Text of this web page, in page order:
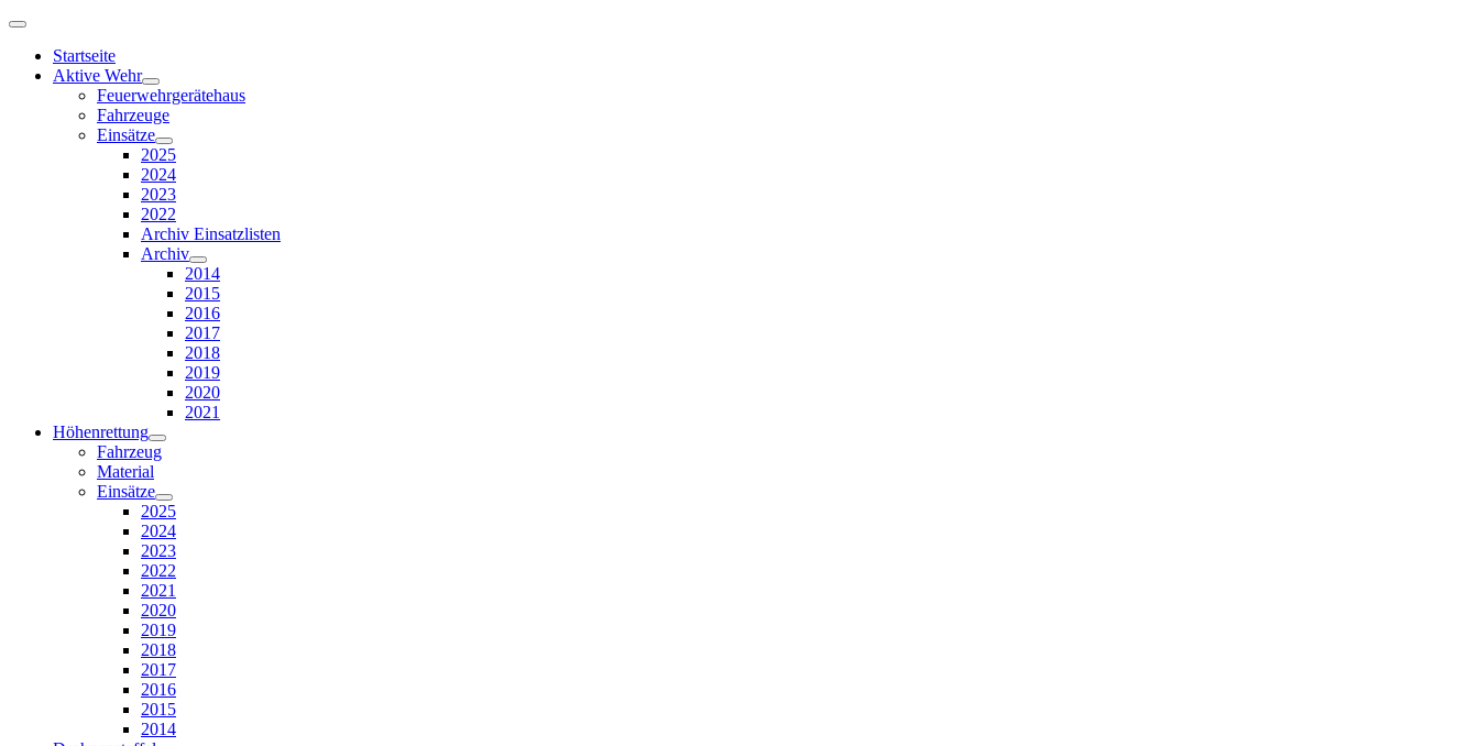
Startseite
Aktive Wehr
Feuerwehrgerätehaus
Fahrzeuge
Einsätze
2025
2024
2023
2022
Archiv Einsatzlisten
Archiv
2014
2015
2016
2017
2018
2019
2020
2021
Höhenrettung
Fahrzeug
Material
Einsätze
2025
2024
2023
2022
2021
2020
2019
2018
2017
2016
2015
2014